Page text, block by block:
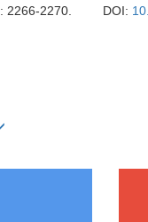
: 2266-2270. DOI: